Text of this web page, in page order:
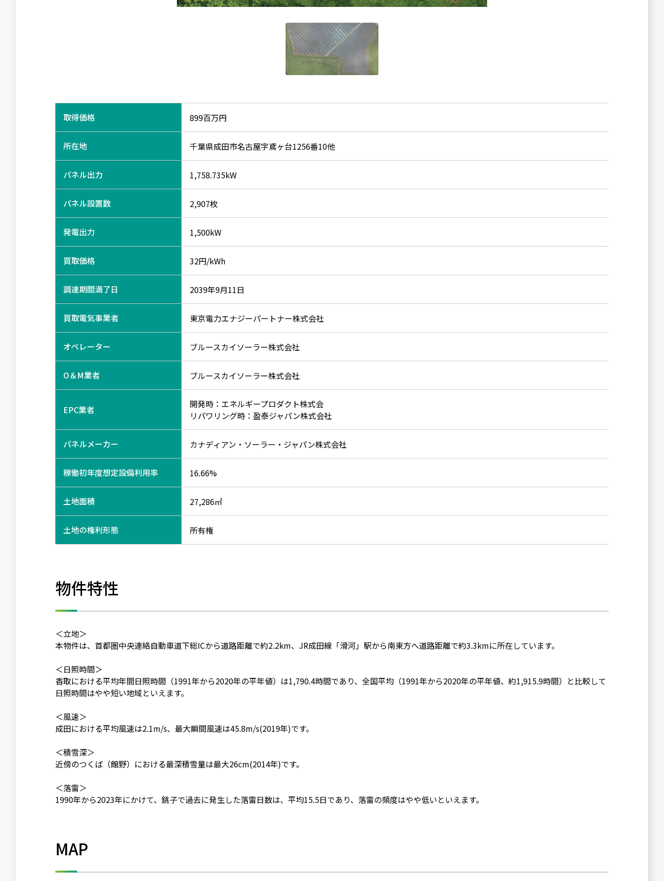
取得価格 899百万円
所在地 千葉県成田市名古屋字鳶ヶ台1256番10他
パネル出力 1,758.735kW
パネル設置数 2,907枚
発電出力 1,500kW
買取価格 32円/kWh
調達期間満了日 2039年9月11日
買取電気事業者 東京電力エナジーパートナー株式会社
オペレーター ブルースカイソーラー株式会社
O＆M業者 ブルースカイソーラー株式会社
EPC業者
開発時：エネルギープロダクト株式会
リパワリング時：盈泰ジャパン株式会社
パネルメーカー カナディアン・ソーラー・ジャパン株式会社
稼働初年度想定設備利用率 16.66%
土地面積 27,286㎡
土地の権利形態 所有権
物件特性
＜立地＞
本物件は、首都圏中央連絡自動車道下総ICから道路距離で約2.2km、JR成田線「滑河」駅から南東方へ道路距離で約3.3kmに所在しています。
＜日照時間＞
香取における平均年間日照時間（1991年から2020年の平年値）は1,790.4時間であり、全国平均（1991年から2020年の平年値、約1,915.9時間）と比較して
日照時間はやや短い地域といえます。
＜風速＞
成田における平均風速は2.1m/s、最大瞬間風速は45.8m/s(2019年)です。
＜積雪深＞
近傍のつくば（館野）における最深積雪量は最大26cm(2014年)です。
＜落雷＞
1990年から2023年にかけて、銚子で過去に発生した落雷日数は、平均15.5日であり、落雷の頻度はやや低いといえます。
MAP